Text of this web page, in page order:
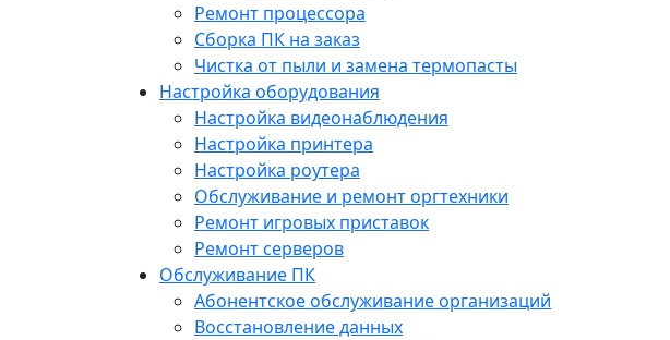
Ремонт процессора
Сборка ПК на заказ
Чистка от пыли и замена термопасты
Настройка оборудования
Настройка видеонаблюдения
Настройка принтера
Настройка роутера
Обслуживание и ремонт оргтехники
Ремонт игровых приставок
Ремонт серверов
Обслуживание ПК
Абонентское обслуживание организаций
Восстановление данных